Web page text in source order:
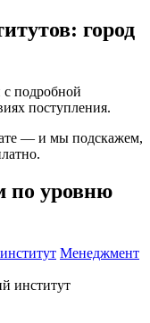
город
подробной
поступления.
— и мы подскажем,
по уровню
Менеджмент